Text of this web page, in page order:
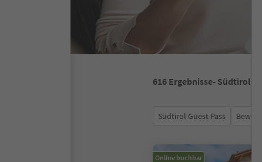
616 Ergebnisse- Südtirol
Südtirol Guest Pass
Online buchbar